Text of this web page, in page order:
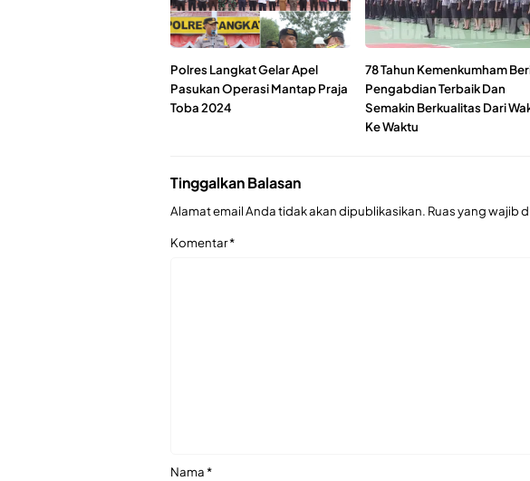
Polres Langkat Gelar Apel
Pasukan Operasi Mantap Praja
Toba 2024
78 Tahun Kemenkumham
Pengabdian Terbaik Dan
Semakin Berkualitas Dari
Ke Waktu
Tinggalkan Balasan
Alamat email Anda tidak akan dipublikasikan. Ruas yang wajib
Komentar*
Nama*